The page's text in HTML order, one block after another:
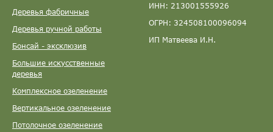
Деревья фабричные
Деревья ручной работы
Бонсай - эксклюзив
Большие искусственные
деревья
Комплексное озеленение
Вертикальное озеленение
Потолочное озеленение
ИНН: 213001555926
ОГРН: 324508100096094
ИП Матвеева И.Н.